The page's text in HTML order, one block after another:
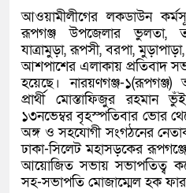
আওয়ামীলীগের লকডাউন
রূপগঞ্জ উপজেলার ভুলতা,
যাত্রামুড়া, রূপসী, বরপা,
আশপাশের এলাকায় প্রতিবাদ
হয়েছে। নারয়ণগঞ্জ-
প্রার্থী মোস্তাফিজুর রহমান
১৩নভেম্বর বৃহস্পতিবার ভোর
অঙ্গ ও সহযোগী সংগঠনের
ঢাকা-সিলেট মহাসড়কের
আয়োজিত সভায় সভাপতিত্ব
সহ-সভাপতি মোজাম্মেল হক